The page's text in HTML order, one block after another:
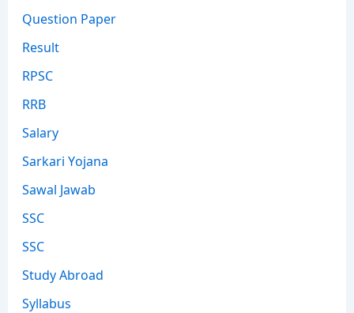
Question Paper
Result
RPSC
RRB
Salary
Sarkari Yojana
Sawal Jawab
SSC
SSC
Study Abroad
Syllabus